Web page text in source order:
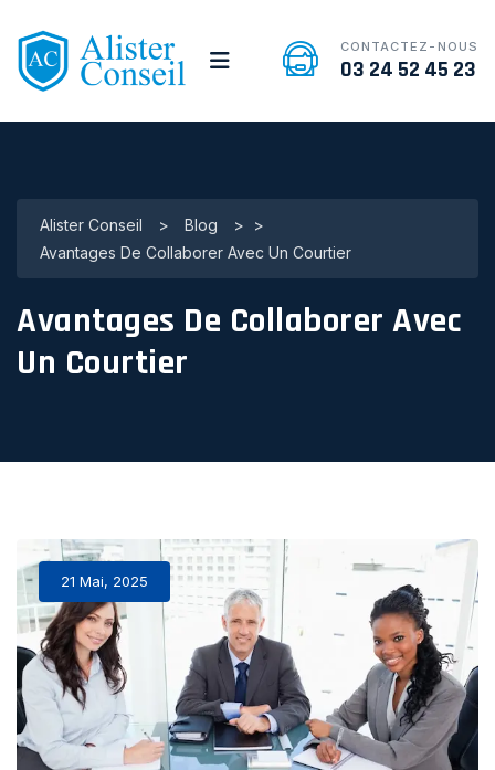
CONTACTEZ-NOUS
03 24 52 45 23
Alister Conseil > Blog >
>
Avantages De Collaborer Avec Un Courtier
Avantages De Collaborer Avec
Un Courtier
21 Mai, 2025